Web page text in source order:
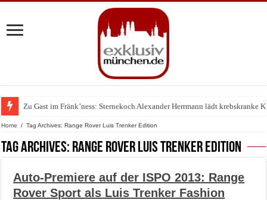
Zu Gast im Fränk’ness: Sternekoch Alexander Herrmann lädt krebskranke
Warum München gerade zum Treffpunkt der Lingerie-Branche wurde
Home / Tag Archives: Range Rover Luis Trenker Edition
Tag Archives: Range Rover Luis Trenker Edition
Auto-Premiere auf der ISPO 2013: Range
Rover Sport als Luis Trenker Fashion